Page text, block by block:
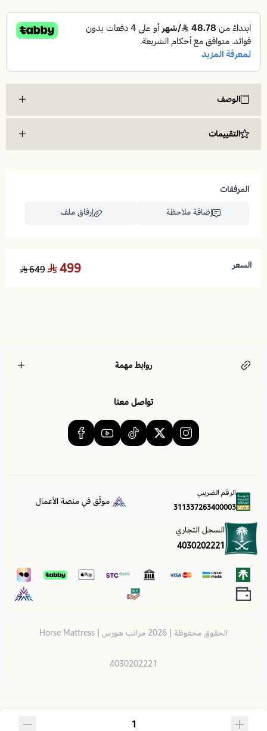
الوصف
مكونات المنتج:
والرومانسية
في حالة رغبتكم بموديلات اخرى يمكنكم الضغط على الروابط التالية:
اريكة استرخاء ديكور - الخامة جلد
التقييمات
المرفقات
إضافة ملاحظة
إرفاق ملف
السعر 499
649
روابط مهمة
تواصل معنا
الرقم الضريبي
311337263400003
موثّق في منصة الأعمال
السجل التجاري
4030202221
الحقوق محفوظة | 2026 مراتب هورس | Horse Mattress
4030202221